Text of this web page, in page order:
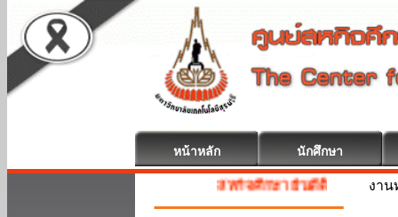
หน้าหลัก นักศึกษา
สหกิจศึกษา ยินดีต้อนรับ งา